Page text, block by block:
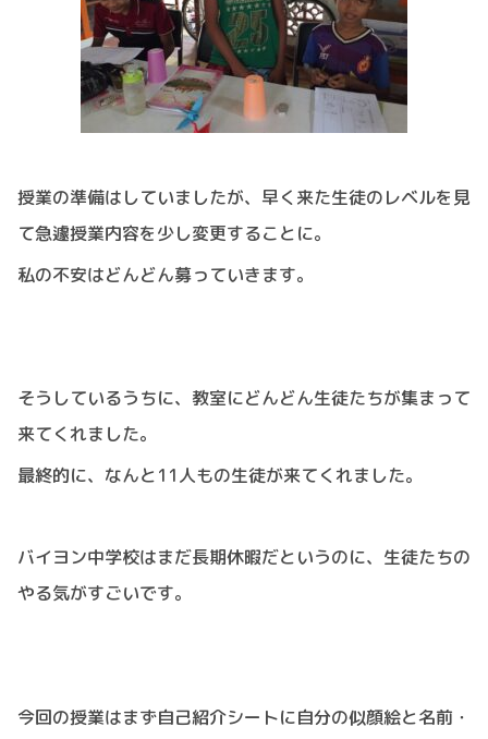
授業の準備はしていましたが、早く来た生徒のレベルを見
て急遽授業内容を少し変更することに。
私の不安はどんどん募っていきます。
そうしているうちに、教室にどんどん生徒たちが集まって
来てくれました。
最終的に、なんと11人もの生徒が来てくれました。
バイヨン中学校はまだ長期休暇だというのに、生徒たちの
やる気がすごいです。
今回の授業はまず自己紹介シートに自分の似顔絵と名前・